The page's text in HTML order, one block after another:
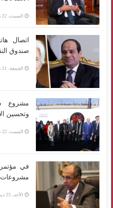
السبت، 22 ديسمبر 2018 12:00 ص
اتصال
صندوق
الجمعة، 21 ديسمبر 2018 10:19 م
وتحسين
السبت، 22 ديسمبر 2018 01:00 م
في
مشروعات 2018
الأحد، 23 ديسمبر 2018 06:00 م